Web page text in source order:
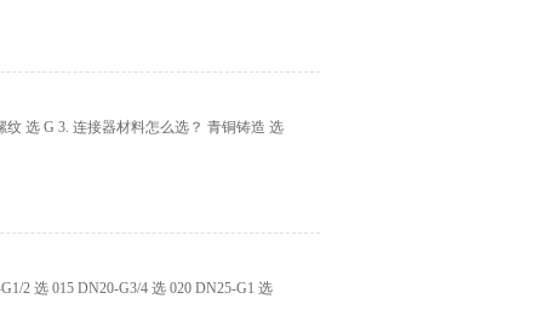
选 G 3. 连接器材料怎么选？ 青铜铸造 选
2 选 015 DN20-G3/4 选 020 DN25-G1 选